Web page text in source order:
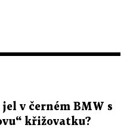
v černém BMW s
křižovatku?